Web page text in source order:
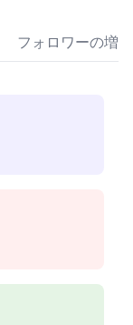
フォロワーの増加